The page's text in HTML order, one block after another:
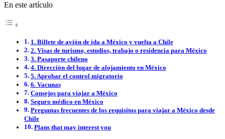
En este artículo
1. Billete de avión de ida a México y vuelta a Chile
2. Visas de turismo, estudios, trabajo o residencia para México
3. Pasaporte chileno
4. Dirección del lugar de alojamiento en México
5. Aprobar el control migratorio
6. Vacunas
Consejos para viajar a México
Seguro médico en México
Preguntas frecuentes de los requisitos para viajar a México desde
Chile
Plans that may interest you